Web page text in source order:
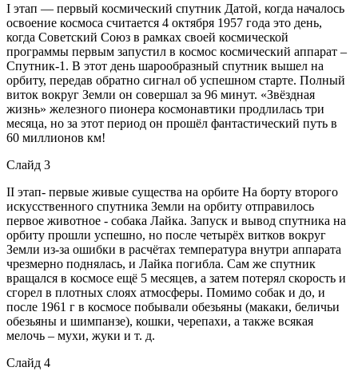
I этап — первый космический спутник Датой, когда началось
освоение космоса считается 4 октября 1957 года это день,
когда Советский Союз в рамках своей космической
программы первым запустил в космос космический аппарат –
Спутник-1. В этот день шарообразный спутник вышел на
орбиту, передав обратно сигнал об успешном старте. Полный
виток вокруг Земли он совершал за 96 минут. «Звёздная
жизнь» железного пионера космонавтики продлилась три
месяца, но за этот период он прошёл фантастический путь в
60 миллионов км!
Слайд 3
II этап- первые живые существа на орбите На борту второго
искусственного спутника Земли на орбиту отправилось
первое животное - собака Лайка. Запуск и вывод спутника на
орбиту прошли успешно, но после четырёх витков вокруг
Земли из-за ошибки в расчётах температура внутри аппарата
чрезмерно поднялась, и Лайка погибла. Сам же спутник
вращался в космосе ещё 5 месяцев, а затем потерял скорость и
сгорел в плотных слоях атмосферы. Помимо собак и до, и
после 1961 г в космосе побывали обезьяны (макаки, беличьи
обезьяны и шимпанзе), кошки, черепахи, а также всякая
мелочь – мухи, жуки и т. д.
Слайд 4